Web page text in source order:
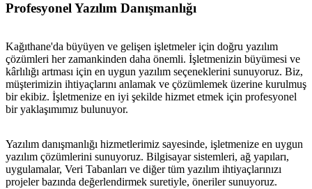
Profesyonel Yazılım Danışmanlığı
Kağıthane'da büyüyen ve gelişen işletmeler için doğru yazılım
çözümleri her zamankinden daha önemli. İşletmenizin büyümesi ve
kârlılığı artması için en uygun yazılım seçeneklerini sunuyoruz. Biz,
müşterimizin ihtiyaçlarını anlamak ve çözümlemek üzerine kurulmuş
bir ekibiz. İşletmenize en iyi şekilde hizmet etmek için profesyonel
bir yaklaşımımız bulunuyor.
Yazılım danışmanlığı hizmetlerimiz sayesinde, işletmenize en uygun
yazılım çözümlerini sunuyoruz. Bilgisayar sistemleri, ağ yapıları,
uygulamalar, Veri Tabanları ve diğer tüm yazılım ihtiyaçlarınızı
projeler bazında değerlendirmek suretiyle, öneriler sunuyoruz.